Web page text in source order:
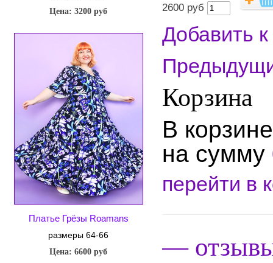
Цена: 3200 руб
Платье Грёзы Roamans
размеры 64-66
Цена: 6600 руб
2600 руб
Добавить
Корзина
В
на сумму
перейти в
—